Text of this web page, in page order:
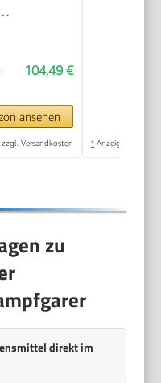
langlebige
104,49 €
ansehen
Versandkosten * Anzeige
zu
direkt im